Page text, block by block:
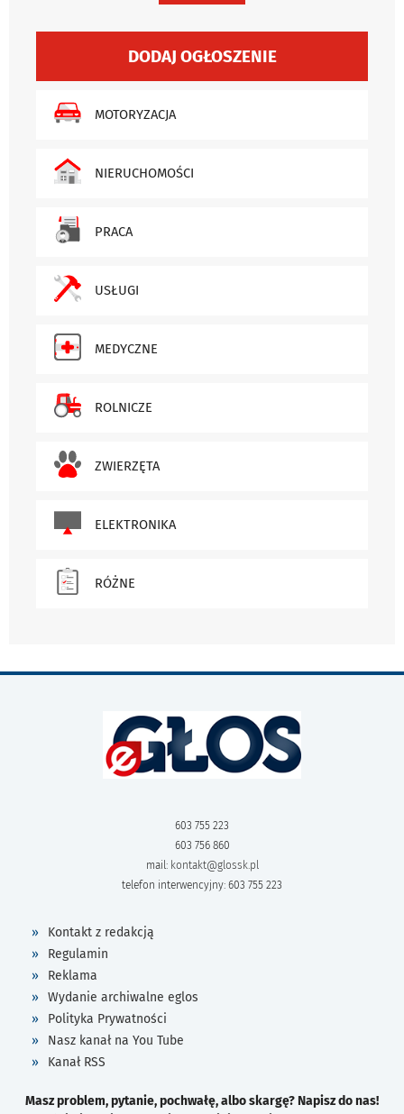
DODAJ OGŁOSZENIE
MOTORYZACJA
NIERUCHOMOŚCI
PRACA
USŁUGI
MEDYCZNE
ROLNICZE
ZWIERZĘTA
ELEKTRONIKA
RÓŻNE
603 755 223
603 756 860
mail: kontakt@glossk.pl
telefon interwencyjny: 603 755 223
Kontakt z redakcją
Regulamin
Reklama
Wydanie archiwalne eglos
Polityka Prywatności
Nasz kanał na You Tube
Kanał RSS
Masz problem, pytanie, pochwałę, albo skargę? Napisz do nas!